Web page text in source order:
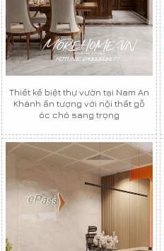
Thiết kế biệt thự vườn tại Nam An
Khánh ấn tượng với nội thất gỗ
óc chó sang trọng